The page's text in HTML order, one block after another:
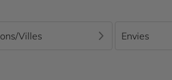
Villes Envies